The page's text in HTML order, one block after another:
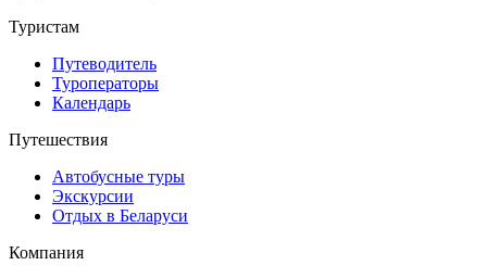
Туристам
Путеводитель
Туроператоры
Календарь
Путешествия
Автобусные туры
Экскурсии
Отдых в Беларуси
Компания